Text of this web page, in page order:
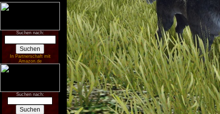
Suchen nach:
In Partnerschaft mit
Amazon.de
Suchen nach: